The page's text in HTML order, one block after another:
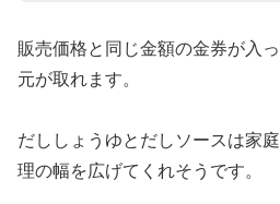
販売価格と同じ金額の金券が入
元が取れます。
だししょうゆとだしソースは家
理の幅を広げてくれそうです。